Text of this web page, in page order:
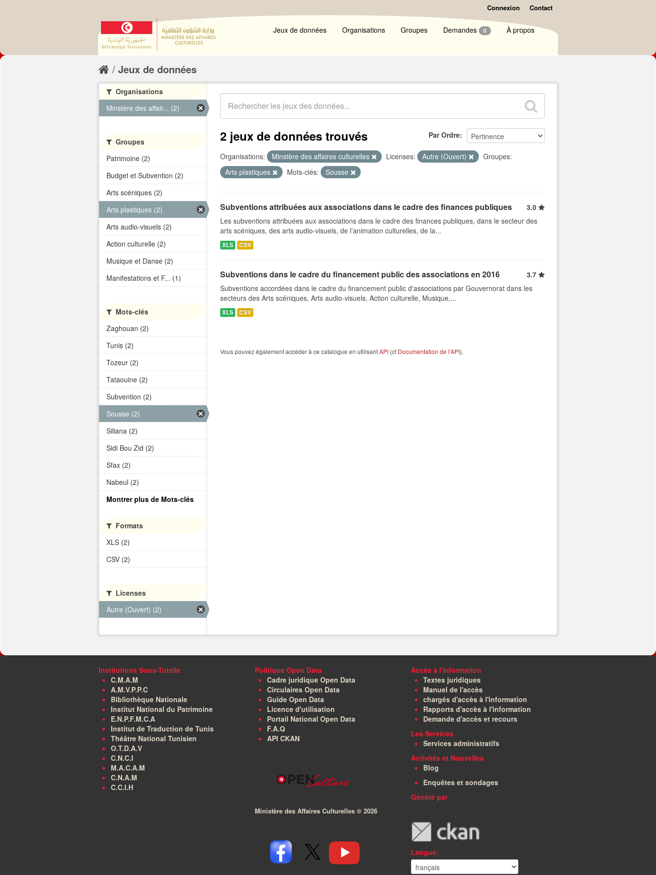
Connexion Contact
Jeux de données Organisations Groupes Demandes 0 À propos
Jeux de données
Par Ordre
2 jeux de données trouvés
Organisations: Minstère des affaires culturelles Licenses: Autre (Ouvert)
Groupes:
Arts plastiques
Mots-clés: Sousse
Subventions attribuées aux associations dans le cadre des finances publiques
3.0
Les subventions attribuées aux associations dans le cadre des finances publiques, dans le secteur des
arts scéniques, des arts audio-visuels, de l’animation culturelles, de la...
XLS CSV
Subventions dans le cadre du financement public des associations en 2016
3.7
Subventions accordées dans le cadre du financement public d'associations par Gouvernorat dans les
secteurs des Arts scéniques, Arts audio-visuels, Action culturelle, Musique,...
XLS CSV
Vous pouvez également accéder à ce catalogue en utilisantAPI (cf Documentation de l'API).
Organisations
Minstère des affair... (2)
Groupes
Patrimoine (2)
Budget et Subvention (2)
Arts scéniques (2)
Arts plastiques (2)
Arts audio-visuels (2)
Action culturelle (2)
Musique et Danse (2)
Manifestations et F... (1)
Mots-clés
Zaghouan (2)
Tunis (2)
Tozeur (2)
Tataouine (2)
Subvention (2)
Sousse (2)
Siliana (2)
Sidi Bou Zid (2)
Sfax (2)
Nabeul (2)
Montrer plus de Mots-clés
Formats
XLS (2)
CSV (2)
Licenses
Autre (Ouvert) (2)
Institutions Sous-Tutelle
C.M.A.M
A.M.V.P.P.C
Bibliothèque Nationale
Institut National du Patrimoine
E.N.P.F.M.C.A
Institut de Traduction de Tunis
Théâtre National Tunisien
O.T.D.A.V
C.N.C.I
M.A.C.A.M
C.N.A.M
C.C.I.H
Politique Open Data
Cadre juridique Open Data
Circulaires Open Data
Guide Open Data
Licence d'utilisation
Portail National Open Data
F.A.Q
API CKAN
Ministère des Affaires Culturelles © 2026
Accès à l'information
Textes juridiques
Manuel de l'accès
chargés d'accès à l'information
Rapports d'accès à l'information
Demande d'accès et recours
Les Services
Services administratifs
Activités et Nouvelles
Blog
Enquêtes et sondages
Généré par
Langue